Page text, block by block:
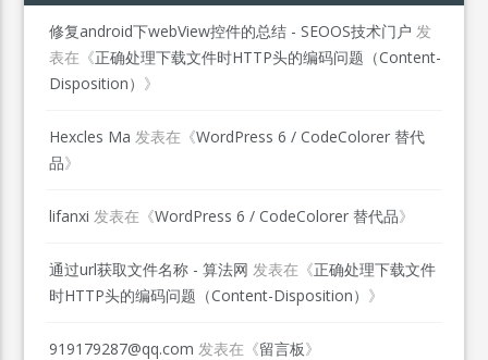
修复android下webView控件的总结 - SEOOS技术门户 发
表在《正确处理下载文件时HTTP头的编码问题（Content-
Disposition） 》
Hexcles Ma 发表在《WordPress 6 / CodeColorer 替代
品》
lifanxi 发表在《WordPress 6 / CodeColorer 替代品》
通过url获取文件名称 - 算法网 发表在《正确处理下载文件
时HTTP头的编码问题（Content-Disposition） 》
919179287@qq.com 发表在《留言板》